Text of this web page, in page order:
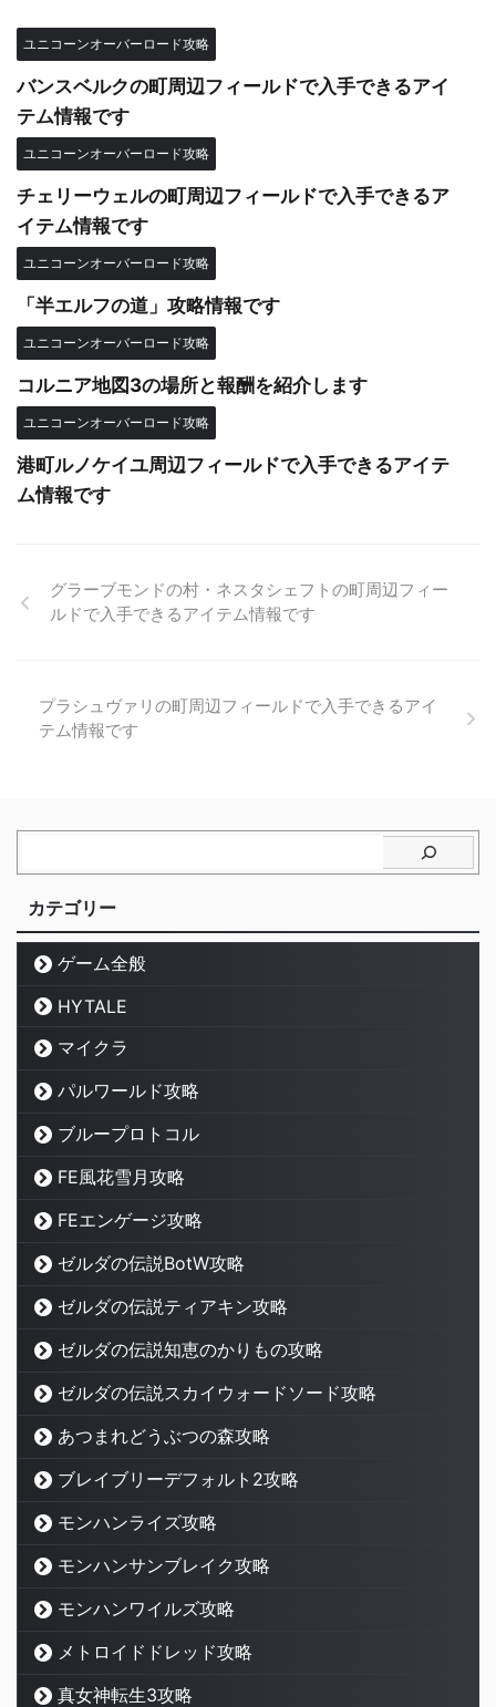
ユニコーンオーバーロード攻略
バンスベルクの町周辺フィールドで入手できるアイ
テム情報です
ユニコーンオーバーロード攻略
チェリーウェルの町周辺フィールドで入手できるア
イテム情報です
ユニコーンオーバーロード攻略
「半エルフの道」攻略情報です
ユニコーンオーバーロード攻略
コルニア地図3の場所と報酬を紹介します
ユニコーンオーバーロード攻略
港町ルノケイユ周辺フィールドで入手できるアイテ
ム情報です
グラーブモンドの村・ネスタシェフトの町周辺フィー
ルドで入手できるアイテム情報です
プラシュヴァリの町周辺フィールドで入手できるアイ
テム情報です
カテゴリー
ゲーム全般
HYTALE
マイクラ
パルワールド攻略
ブループロトコル
FE風花雪月攻略
FEエンゲージ攻略
ゼルダの伝説BotW攻略
ゼルダの伝説ティアキン攻略
ゼルダの伝説知恵のかりもの攻略
ゼルダの伝説スカイウォードソード攻略
あつまれどうぶつの森攻略
ブレイブリーデフォルト2攻略
モンハンライズ攻略
モンハンサンブレイク攻略
モンハンワイルズ攻略
メトロイドドレッド攻略
真女神転生3攻略